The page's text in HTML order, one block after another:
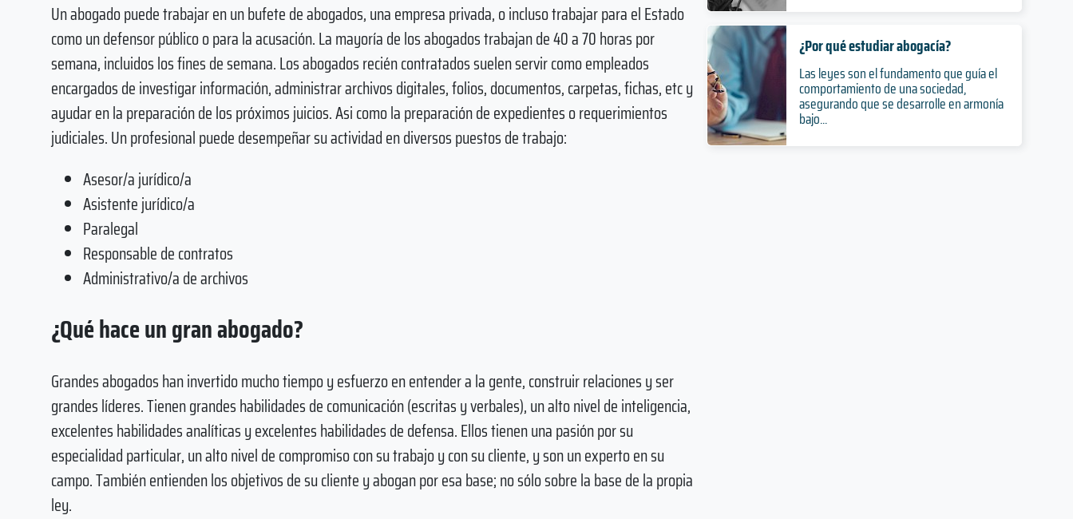
Un abogado puede trabajar en un bufete de abogados, una empresa privada, o incluso trabajar para el Estado
como un defensor público o para la acusación. La mayoría de los abogados trabajan de 40 a 70 horas por
semana, incluidos los fines de semana. Los abogados recién contratados suelen servir como empleados
encargados de investigar información, administrar archivos digitales, folios, documentos, carpetas, fichas, etc y
ayudar en la preparación de los próximos juicios. Asi como la preparación de expedientes o requerimientos
judiciales. Un profesional puede desempeñar su actividad en diversos puestos de trabajo:
Asesor/a jurídico/a
Asistente jurídico/a
Paralegal
Responsable de contratos
Administrativo/a de archivos
¿Qué hace un gran abogado?
Grandes abogados han invertido mucho tiempo y esfuerzo en entender a la gente, construir relaciones y ser
grandes líderes. Tienen grandes habilidades de comunicación (escritas y verbales), un alto nivel de inteligencia,
excelentes habilidades analíticas y excelentes habilidades de defensa. Ellos tienen una pasión por su
especialidad particular, un alto nivel de compromiso con su trabajo y con su cliente, y son un experto en su
campo. También entienden los objetivos de su cliente y abogan por esa base; no sólo sobre la base de la propia
ley.
¿Por qué estudiar abogacía?
Las leyes son el fundamento que guía el
comportamiento de una sociedad,
asegurando que se desarrolle en armonía
bajo...